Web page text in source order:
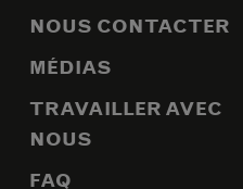
NOUS CONTACTER
MÉDIAS
TRAVAILLER AVEC
NOUS
FAQ